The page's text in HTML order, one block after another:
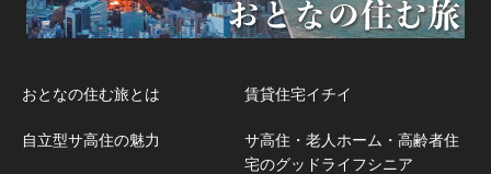
おとなの住む旅とは
自立型サ高住の魅力
賃貸住宅イチイ
サ高住・老人ホーム・高齢者住
宅のグッドライフシニア